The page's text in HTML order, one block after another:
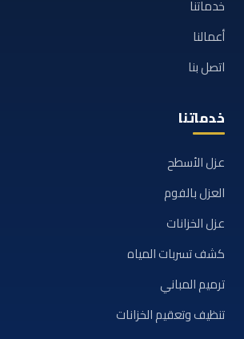
خدماتنا
أعمالنا
اتصل بنا
خدماتنا
عزل الأسطح
العزل بالفوم
عزل الخزانات
كشف تسربات المياه
ترميم المباني
تنظيف وتعقيم الخزانات